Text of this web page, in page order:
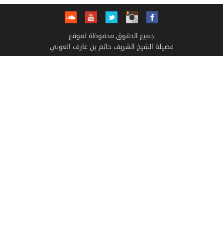
جميع الحقوق محفوظة لموقع
فضيلة الشيخ الشريف حاتم بن عارف العوني